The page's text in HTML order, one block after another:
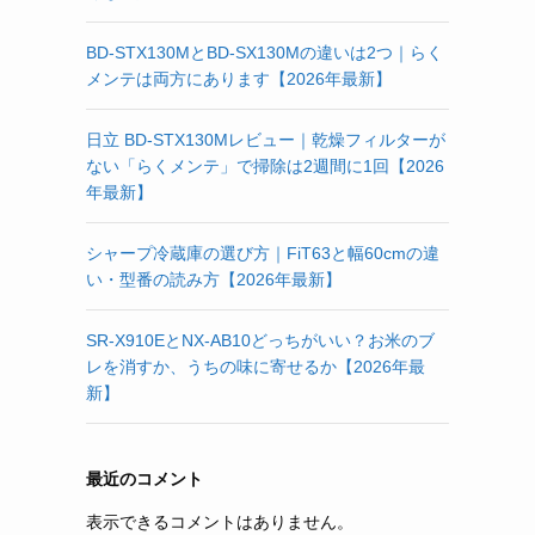
BD-STX130MとBD-SX130Mの違いは2つ｜らく
メンテは両方にあります【2026年最新】
日立 BD-STX130Mレビュー｜乾燥フィルターが
ない「らくメンテ」で掃除は2週間に1回【2026
年最新】
シャープ冷蔵庫の選び方｜FiT63と幅60cmの違
い・型番の読み方【2026年最新】
SR-X910EとNX-AB10どっちがいい？お米のブ
レを消すか、うちの味に寄せるか【2026年最
新】
最近のコメント
表示できるコメントはありません。